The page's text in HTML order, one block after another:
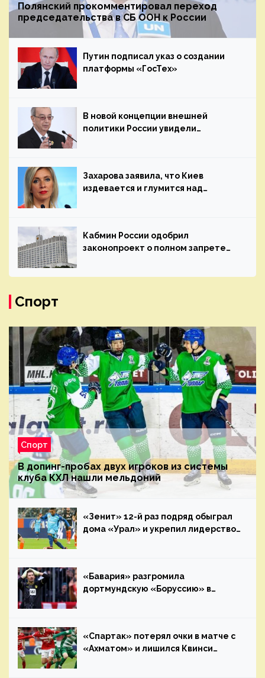
Полянский прокомментировал переход
председательства в СБ ООН к России
Путин подписал указ о создании
платформы «ГосТех»
В новой концепции внешней
политики России увидели
Захарова заявила, что Киев
издевается и глумится над
Кабмин России одобрил
законопроект о полном запрете
Спорт
Спорт
В допинг-пробах двух игроков из системы
клуба КХЛ нашли мельдоний
«Зенит» 12-й раз подряд обыграл
дома «Урал» и укрепил лидерство
«Бавария» разгромила
дортмундскую «Боруссию» в
«Спартак» потерял очки в матче с
«Ахматом» и лишился Квинси